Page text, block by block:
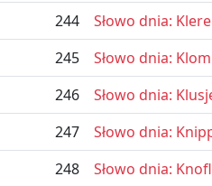
244
Słowo dnia:
245
Słowo dnia:
246
Słowo dnia:
247
Słowo dnia:
248
Słowo dnia: